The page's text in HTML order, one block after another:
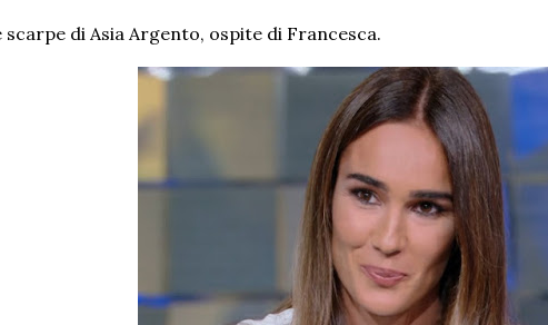
scarpe di Asia Argento, ospite di Francesca.